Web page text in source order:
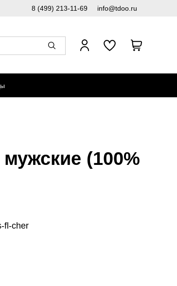
8 (499) 213-11-69 info@tdoo.ru
(100%
fl-cher